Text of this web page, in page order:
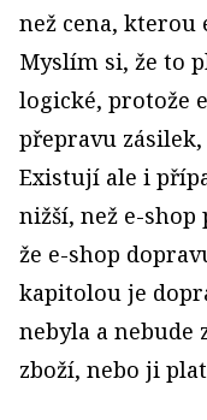
než cena, kterou
Myslím si, že to
logické, protože
přepravu
Existují ale i
nižší, než e-shop
že e-shop
kapitolou je
nebyla a nebude
zboží, nebo ji